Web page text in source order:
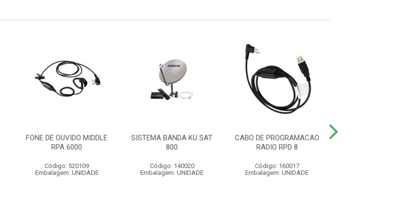
FONE DE OUVIDO MIDDLE
RPA 6000
Código: 520109
Embalagem: UNIDADE
SISTEMA BANDA KU SAT
800
Código: 140020
Embalagem: UNIDADE
CABO DE PROGRAMACAO
RADIO RPD 8
Código: 160017
Embalagem: UNIDADE